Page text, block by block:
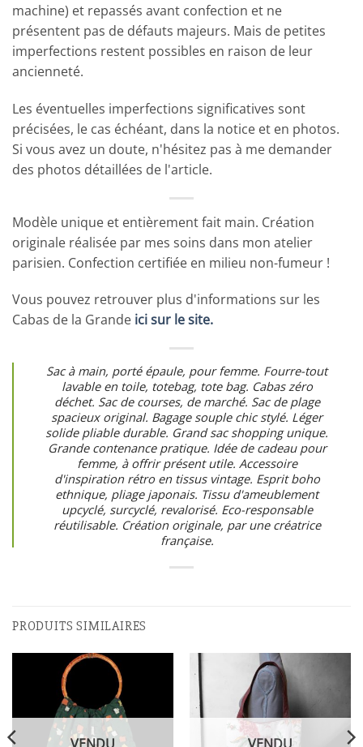
machine) et repassés avant confection et ne
présentent pas de défauts majeurs. Mais de petites
imperfections restent possibles en raison de leur
ancienneté.
Les éventuelles imperfections significatives sont
précisées, le cas échéant, dans la notice et en photos.
Si vous avez un doute, n'hésitez pas à me demander
des photos détaillées de l'article.
Modèle unique et entièrement fait main. Création
originale réalisée par mes soins dans mon atelier
parisien. Confection certifiée en milieu non-fumeur !
Vous pouvez retrouver plus d'informations sur les
Cabas de la Grande ici sur le site.
Sac à main, porté épaule, pour femme. Fourre-tout
lavable en toile, totebag, tote bag. Cabas zéro
déchet. Sac de courses, de marché. Sac de plage
spacieux original. Bagage souple chic stylé. Léger
solide pliable durable. Grand sac shopping unique.
Grande contenance pratique. Idée de cadeau pour
femme, à offrir présent utile. Accessoire
d'inspiration rétro en tissus vintage. Esprit boho
ethnique, pliage japonais. Tissu d'ameublement
upcyclé, surcyclé, revalorisé. Eco-responsable
réutilisable. Création originale, par une créatrice
française.
PRODUITS SIMILAIRES